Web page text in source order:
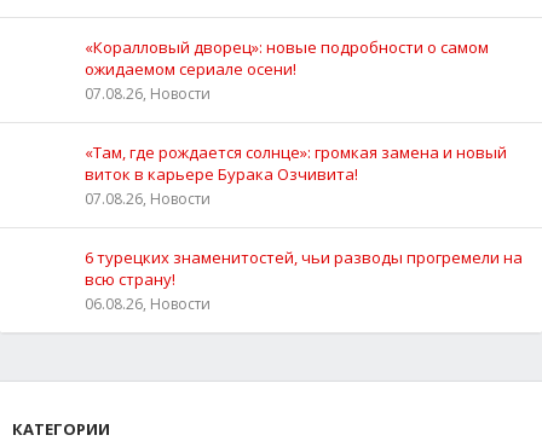
«Коралловый дворец»: новые подробности о самом
ожидаемом сериале осени!
07.08.26, Новости
«Там, где рождается солнце»: громкая замена и новый
виток в карьере Бурака Озчивита!
07.08.26, Новости
6 турецких знаменитостей, чьи разводы прогремели на
всю страну!
06.08.26, Новости
КАТЕГОРИИ